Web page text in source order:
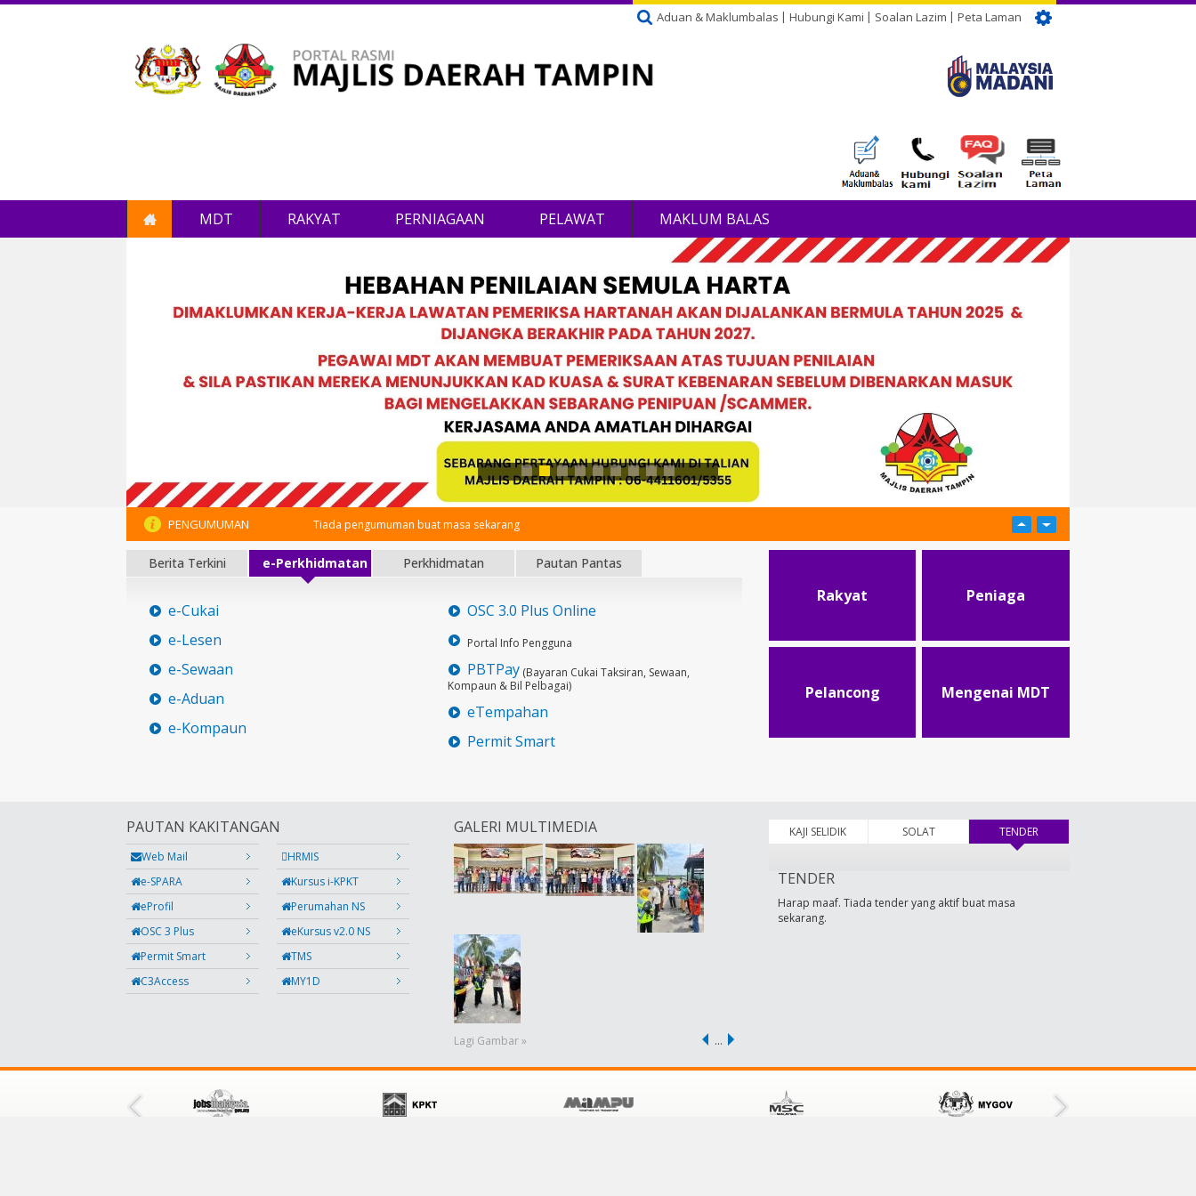
Aduan & Maklumbalas Hubungi Kami Soalan Lazim Peta Laman
MDT RAKYAT PERNIAGAAN PELAWAT MAKLUM BALAS
PENGUMUMAN Tiada pengumuman buat masa sekarang
Berita Terkini e-Perkhidmatan Perkhidmatan Pautan Pantas
e-Cukai
e-Lesen
e-Sewaan
e-Aduan
e-Kompaun
OSC 3.0 Plus Online
Portal Info Pengguna
PBTPay(Bayaran Cukai Taksiran, Sewaan,
Kompaun & Bil Pelbagai)
eTempahan
Permit Smart
Rakyat Peniaga
Pelancong Mengenai MDT
PAUTAN KAKITANGAN
Web Mail
HRMIS
e-SPARA
Kursus i-KPKT
eProfil
Perumahan NS
OSC 3 Plus
eKursus v2.0 NS
Permit Smart
TMS
C3Access
MY1D
GALERI MULTIMEDIA
Lagi Gambar » …
KAJI SELIDIK SOLAT TENDER(tab aktif)
TENDER
Harap maaf. Tiada tender yang aktif buat masa
sekarang.